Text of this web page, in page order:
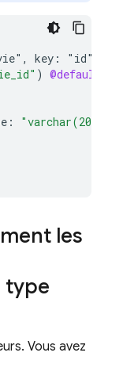
, key: "id")
) @default
: "varchar(20)"
les
type
Vous avez